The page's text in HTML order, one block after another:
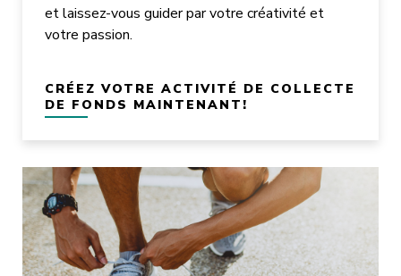
et laissez-vous guider par votre créativité et
votre passion.
CRÉEZ VOTRE ACTIVITÉ DE COLLECTE
DE FONDS MAINTENANT!